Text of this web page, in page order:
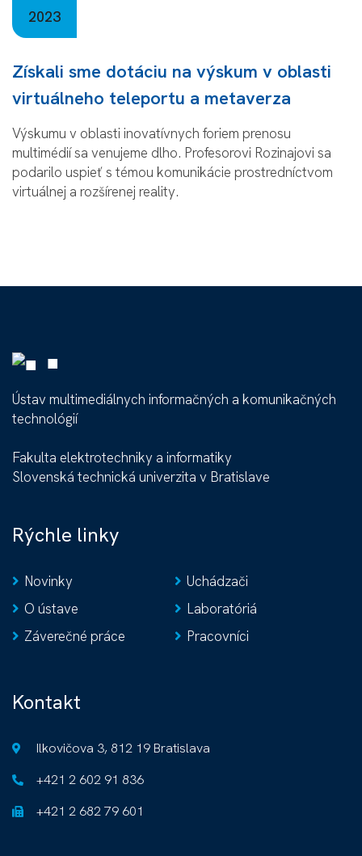
2023
Získali sme dotáciu na výskum v oblasti
virtuálneho teleportu a metaverza
Výskumu v oblasti inovatívnych foriem prenosu
multimédií sa venujeme dlho. Profesorovi Rozinajovi sa
podarilo uspieť s témou komunikácie prostredníctvom
virtuálnej a rozšírenej reality.
■
Ústav multimediálnych informačných a komunikačných
technológií
Fakulta elektrotechniky a informatiky
Slovenská technická univerzita v Bratislave
Rýchle linky
Novinky
Uchádzači
O ústave
Laboratóriá
Záverečné práce
Pracovníci
Kontakt
Ilkovičova 3, 812 19 Bratislava
+421 2 602 91 836
+421 2 682 79 601